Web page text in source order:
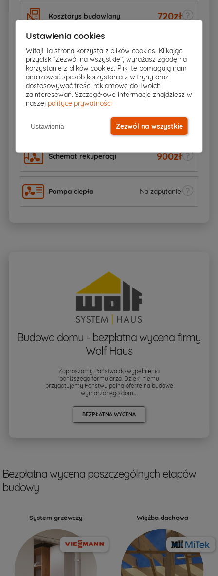
Kosztorys budowlany 720zł
Dodatkowy egzemplarz
projektu
1815zł
Elektroniczna wersja projektu 907
70zł
60zł
Schemat rekuperacji 900zł
Pompa ciepła Na zapytanie
Budowa domu - bezpłatna wycena firmy
Wolf Haus
Zapraszamy Państwa do wypełnienia
poniższego formularza. Dzięki niemu
przygotujemy Państwu pełną ofertę na budowę
wymarzonego domu.
BEZPŁATNA WYCENA
Bezpłatna wycena poszczególnych etapów
budowy
System grzewczy Więźba dachowa
Ustawienia cookies
Witaj! Ta strona korzysta z plików cookies. Klikając
przycisk "Zezwól na wszystkie", wyrażasz zgodę na
korzystanie z plików cookies. Pliki te pomagają nam
analizować sposób korzystania z witryny oraz
dostosowywać treści reklamowe do Twoich
zainteresowań. Szczegółowe informacje znajdziesz w
naszej polityce prywatności
Ustawienia Zezwól na wszystkie